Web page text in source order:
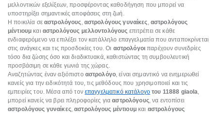
μελλοντικών εξελίξεων, προσφέροντας καθοδήγηση που μπορεί να
υποστηρίξει σημαντικές αποφάσεις στη ζωή.
Η ποικιλία σε αστρολόγους, αστρολόγους γυναίκες, αστρολόγους
μέντιουμ και αστρολόγους μελλοντολόγους επιτρέπει σε κάθε
ενδιαφερόμενο να επιλέξει τον κατάλληλο επαγγελματία που ανταποκρίνεται
στις ανάγκες και τις προσδοκίες του. Οι αστρολόγοι παρέχουν συνεδρίες
τόσο δια ζώσης όσο και διαδικτυακά, καθιστώντας τη συμβουλευτική
προσβάσιμη σε κάθε γωνιά της χώρας.
Αναζητώντας έναν αξιόπιστο αστρολόγο, είναι σημαντικό να ενημερωθεί
κανείς για την ειδικότητά του, τις μεθόδους που χρησιμοποιεί και τις
εμπειρίες του. Μέσα από τον επαγγελματικό κατάλογο του 11888 giaola,
μπορεί κανείς να βρει πληροφορίες γιααστρολόγους, να εντοπίσει
αστρολόγους γυναίκες,αστρολόγους μέντιουμκαι αστρολόγους